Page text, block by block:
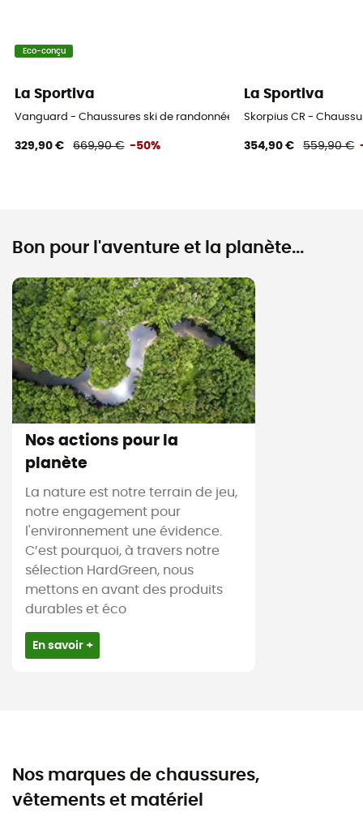
Eco-conçu
La Sportiva
Vanguard - Chaussures ski de randonnée homme
329,90 € 669,90 € -50%
La Sportiva
Skorpius CR -
354,90 € 559,90 €
Bon pour l'aventure et la planète...
Nos actions pour la
planète
La nature est notre terrain de jeu,
notre engagement pour
l'environnement une évidence.
C’est pourquoi, à travers notre
sélection HardGreen, nous
mettons en avant des produits
durables et éco
En savoir +
Nos marques de chaussures,
vêtements et matériel